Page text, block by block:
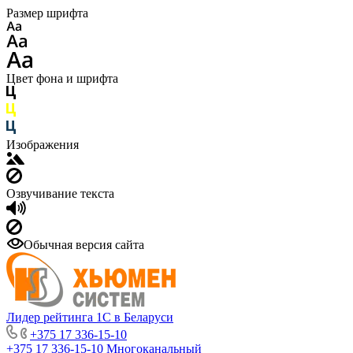
Размер шрифта
Цвет фона и шрифта
Изображения
Озвучивание текста
Обычная версия сайта
Лидер рейтинга 1С в Беларуси
+375 17 336-15-10
+375 17 336-15-10 Многоканальный